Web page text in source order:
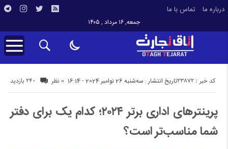
درباره ما تماس با ما
جمعه, ۱۶ مرداد , ۱۴۰۵
تاریخ انتشار : سه‌شنبه 26 نوامبر 2024 - 16:14 240 بازدید کد خبر : 23872 0 نظر
پرینترهای اداری برتر ۲۰۲۴؛ کدام یک برای دفتر
شما مناسب‌تر است؟